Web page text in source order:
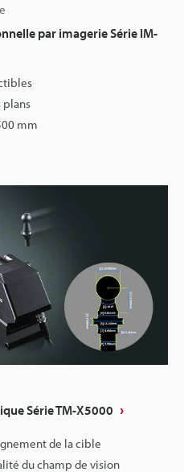
par imagerie Série IM-
mm
Série TM-X5000
de la cible
du champ de vision